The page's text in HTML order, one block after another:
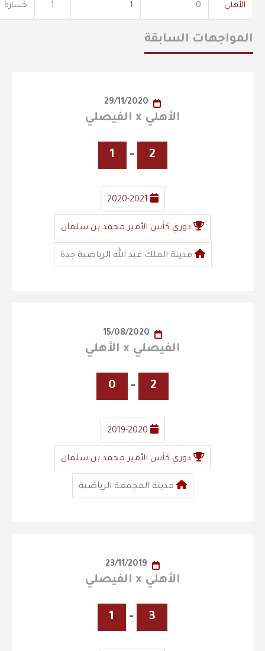
الأهلي 0
1
1 خسارة
المواجهات السابقة
29/11/2020
الأهلي x الفيصلي
2
-
1
2020-2021
دوري كأس الأمير محمد بن سلمان
مدينة الملك عبد الله الرياضية جدة
15/08/2020
الفيصلي x الأهلي
2
-
0
2019-2020
دوري كأس الأمير محمد بن سلمان
مدينة المجمعة الرياضية
23/11/2019
الأهلي x الفيصلي
3
-
1